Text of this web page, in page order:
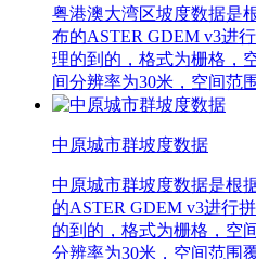
粤港澳大湾区坡度数据是
布的ASTER GDEM v3进
理的到的，格式为栅格，
间分辨率为30米，空间范
中原城市群坡度数据
中原城市群坡度数据是根
的ASTER GDEM v3进行
的到的，格式为栅格，空
分辨率为30米，空间范围